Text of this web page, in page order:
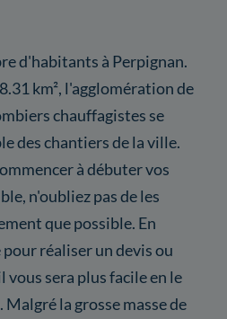
d'habitants à Perpignan.
km², l'agglomération de
chauffagistes se
des chantiers de la ville.
à débuter vos
n'oubliez pas de les
que possible. En
réaliser un devis ou
sera plus facile en le
la grosse masse de